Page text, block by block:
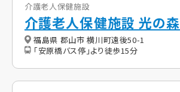
介護老人保健施設
介護老人保健施設 光の森
福島県 郡山市 横川町遠後50-1
「安原橋バス停」より徒歩15分